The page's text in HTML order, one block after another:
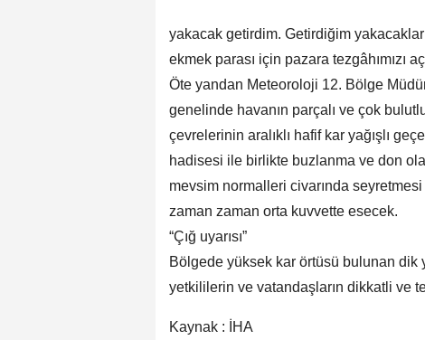
yakacak getirdim. Getirdiğim
ekmek parası için pazara tezgâhımızı
Öte yandan Meteoroloji 12. Bölge
genelinde havanın parçalı ve çok
çevrelerinin aralıklı hafif kar yağışlı
hadisesi ile birlikte buzlanma ve don
mevsim normalleri civarında
zaman zaman orta kuvvette esecek.
“Çığ uyarısı”
Bölgede yüksek kar örtüsü bulunan
yetkililerin ve vatandaşların dikkatli ve
Kaynak : İHA